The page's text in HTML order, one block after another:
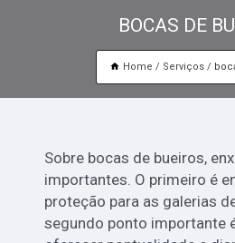
BOCAS DE
Home Serviços
Sobre bocas de bueiros,
importantes. O primeiro é
proteção para as galerias
segundo ponto importante